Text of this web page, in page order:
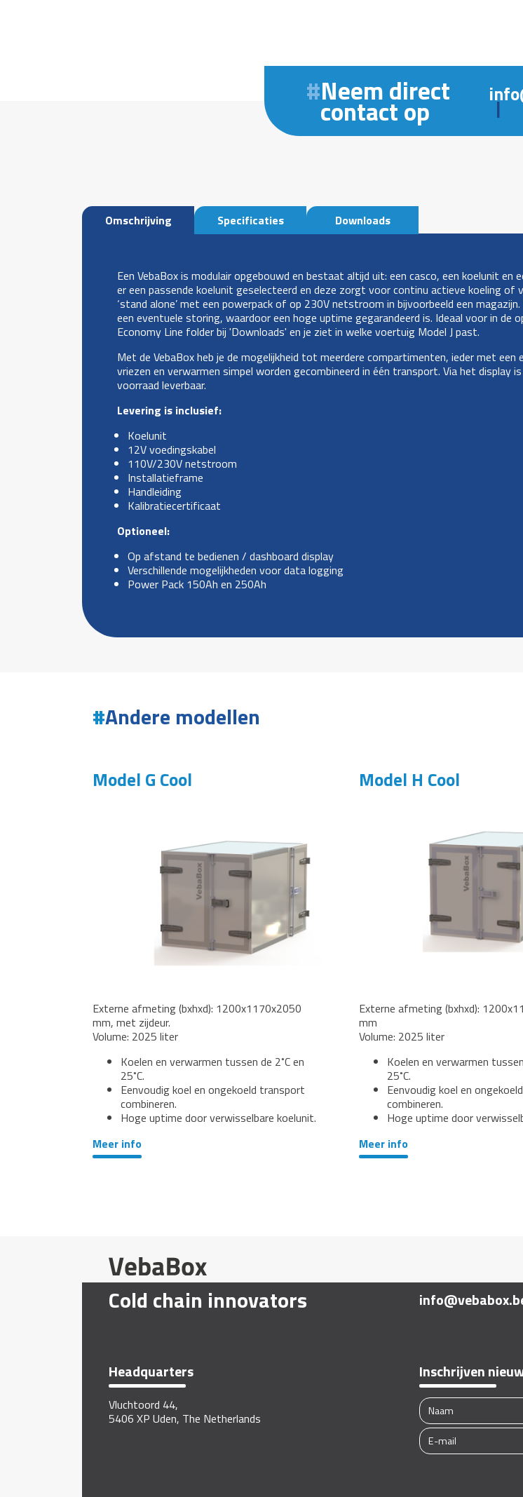
Neem direct
contact op |
Omschrijving Specificaties Downloads
Een VebaBox is modulair opgebouwd en bestaat altijd uit: een casco, een koelunit
er een passende koelunit geselecteerd en deze zorgt voor continu actieve koeling
‘stand alone’ met een powerpack of op 230V netstroom in bijvoorbeeld een
een eventuele storing, waardoor een hoge uptime gegarandeerd is. Ideaal voor in de
Economy Line folder bij 'Downloads' en je ziet in welke voertuig Model J past.
Met de VebaBox heb je de mogelijkheid tot meerdere compartimenten, ieder met een
vriezen en verwarmen simpel worden gecombineerd in één transport. Via het
voorraad leverbaar.
Levering is inclusief:
Koelunit
12V voedingskabel
110V/230V netstroom
Installatieframe
Handleiding
Kalibratiecertificaat
Optioneel:
Op afstand te bedienen / dashboard display
Verschillende mogelijkheden voor data logging
Power Pack 150Ah en 250Ah
Andere modellen
Model G Cool
Externe afmeting (bxhxd): 1200x1170x2050
mm, met zijdeur.
Volume: 2025 liter
Koelen en verwarmen tussen de 2˚C en
25˚C.
Eenvoudig koel en ongekoeld transport
combineren.
Hoge uptime door verwisselbare koelunit.
Meer info
Model H Cool
Externe afmeting (bxhxd):
mm
Volume: 2025 liter
Koelen en verwarmen
25˚C.
Eenvoudig koel en
combineren.
Hoge uptime door
Meer info
Cold chain innovators
Headquarters
Vluchtoord 44,
5406 XP Uden, The Netherlands
Inschrijven